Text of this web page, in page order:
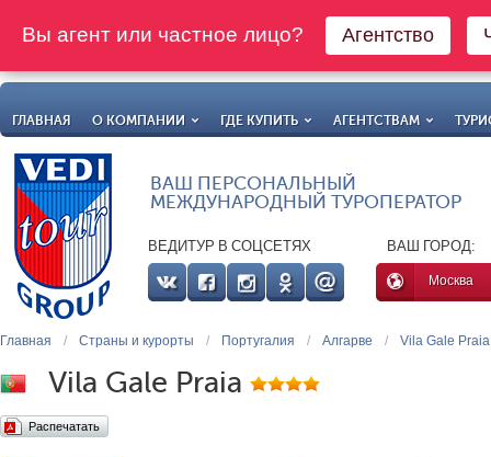
Вы агент или частное лицо? Агентство
ГЛАВНАЯ О КОМПАНИИ ГДЕ КУПИТЬ АГЕНТСТВАМ
ВАШ ПЕРСОНАЛЬНЫЙ
МЕЖДУНАРОДНЫЙ ТУРОПЕРАТОР
ВЕДИТУР В СОЦСЕТЯХ ВАШ ГОРОД:
Москва
Главная / Страны и курорты / Португалия / Алгарве / Vila Gale Praia
Vila Gale Praia
Распечатать